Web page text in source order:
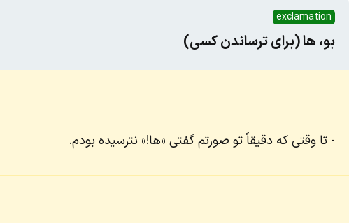
exclamation
بو، ها (برای ترساندن کسی)
تا وقتی که دقیقاً تو صورتم گفتی «ها!» نترسیده بودم.